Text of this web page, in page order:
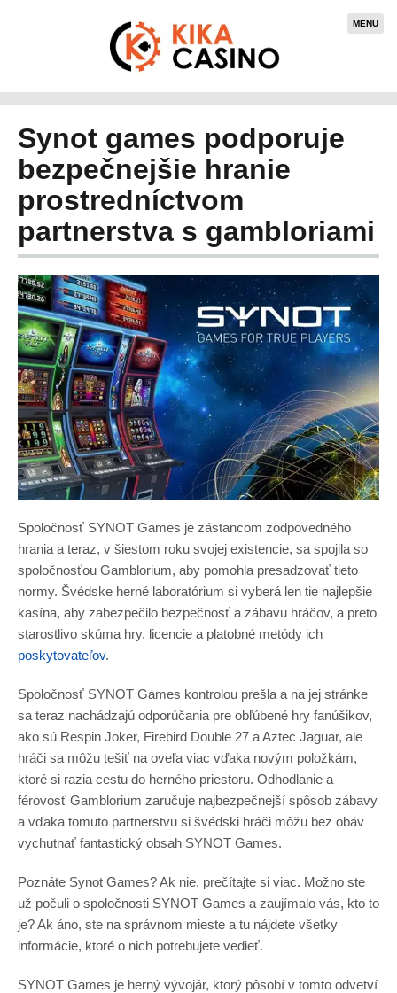
MENU
Synot games podporuje
bezpečnejšie hranie
prostredníctvom
partnerstva s gambloriami
Spoločnosť SYNOT Games je zástancom zodpovedného
hrania a teraz, v šiestom roku svojej existencie, sa spojila so
spoločnosťou Gamblorium, aby pomohla presadzovať tieto
normy. Švédske herné laboratórium si vyberá len tie najlepšie
kasína, aby zabezpečilo bezpečnosť a zábavu hráčov, a preto
starostlivo skúma hry, licencie a platobné metódy ich
poskytovateľov.
Spoločnosť SYNOT Games kontrolou prešla a na jej stránke
sa teraz nachádzajú odporúčania pre obľúbené hry fanúšikov,
ako sú Respin Joker, Firebird Double 27 a Aztec Jaguar, ale
hráči sa môžu tešiť na oveľa viac vďaka novým položkám,
ktoré si razia cestu do herného priestoru. Odhodlanie a
férovosť Gamblorium zaručuje najbezpečnejší spôsob zábavy
a vďaka tomuto partnerstvu si švédski hráči môžu bez obáv
vychutnať fantastický obsah SYNOT Games.
Poznáte Synot Games? Ak nie, prečítajte si viac. Možno ste
už počuli o spoločnosti SYNOT Games a zaujímalo vás, kto to
je? Ak áno, ste na správnom mieste a tu nájdete všetky
informácie, ktoré o nich potrebujete vedieť.
SYNOT Games je herný vývojár, ktorý pôsobí v tomto odvetví